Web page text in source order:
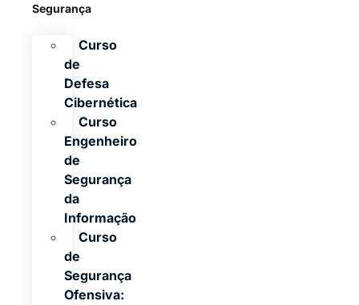
Segurança
Curso
de
Defesa
Cibernética
Curso
Engenheiro
de
Segurança
da
Informação
Curso
de
Segurança
Ofensiva: